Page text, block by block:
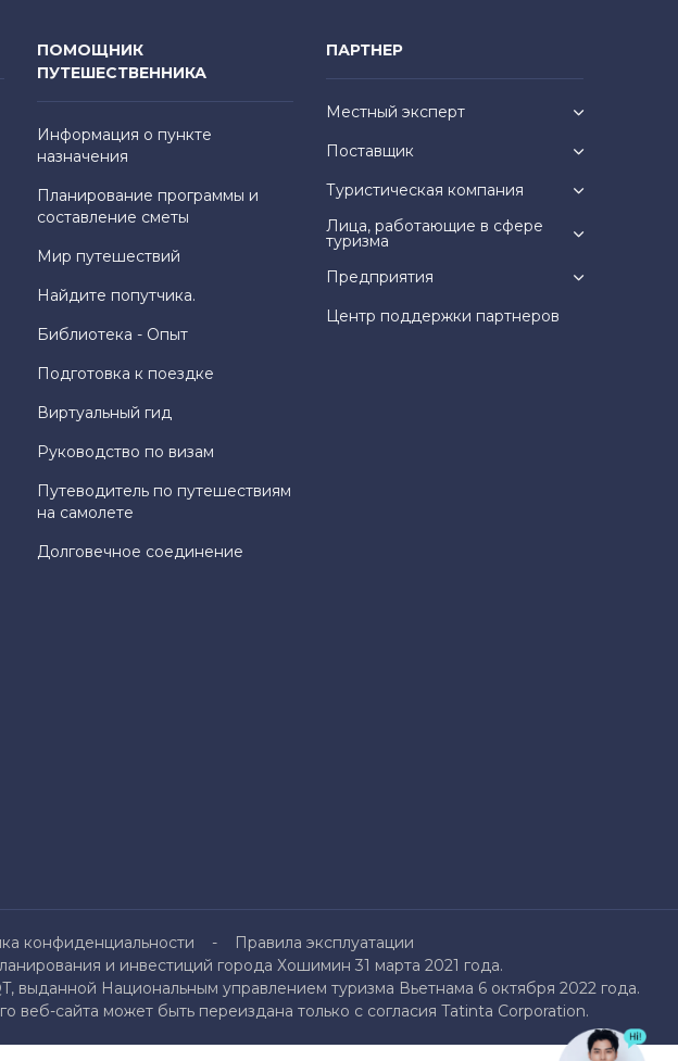
ПОМОЩНИК
ПУТЕШЕСТВЕННИКА
Информация о пункте
назначения
Планирование программы и
составление сметы
Мир путешествий
Найдите попутчика.
Библиотека - Опыт
Подготовка к поездке
Виртуальный гид
Руководство по визам
Путеводитель по путешествиям
на самолете
Долговечное соединение
ПАРТНЕР
Местный эксперт
Поставщик
Туристическая компания
Лица, работающие в сфере
туризма
Предприятия
Центр поддержки партнеров
конфиденциальности
Правила эксплуатации
и инвестиций города Хошимин 31 марта 2021 года.
выданной Национальным управлением туризма Вьетнама 6 октября 2022 года.
сайта может быть переиздана только с согласия Tatinta Corporation.